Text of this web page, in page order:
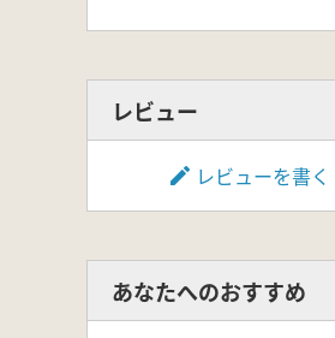
レビュー
レビューを書く
あなたへのおすすめ